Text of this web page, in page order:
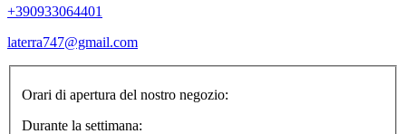
+390933064401
laterra747@gmail.com
Orari di apertura del nostro negozio:
Durante la settimana: